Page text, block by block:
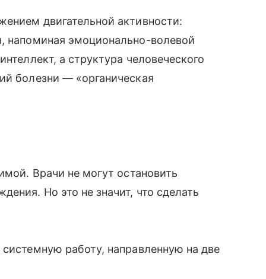
двигательной активности:
напоминая эмоционально-волевой
а структура человеческого
болезни — «органическая
Врачи не могут остановить
Но это не значит, что сделать
работу, направленную на две